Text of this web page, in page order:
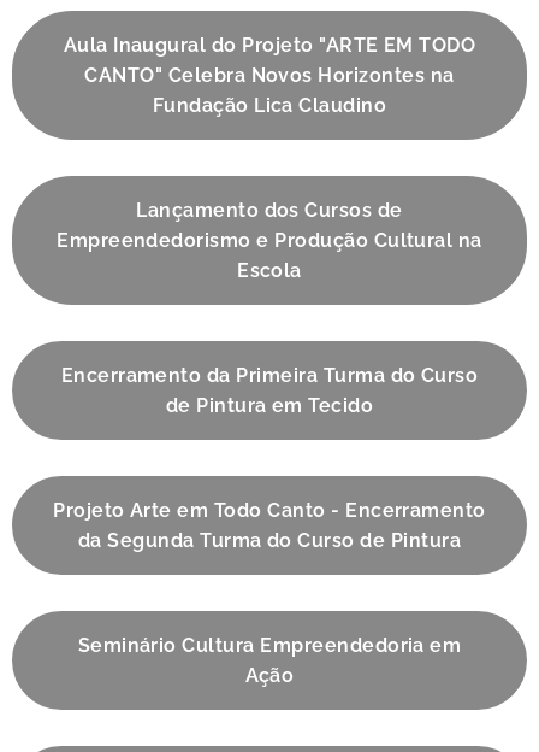
Aula Inaugural do Projeto "ARTE EM TODO
CANTO" Celebra Novos Horizontes na
Fundação Lica Claudino
Lançamento dos Cursos de
Empreendedorismo e Produção Cultural na
Escola
Encerramento da Primeira Turma do Curso
de Pintura em Tecido
Projeto Arte em Todo Canto - Encerramento
da Segunda Turma do Curso de Pintura
Seminário Cultura Empreendedoria em
Ação